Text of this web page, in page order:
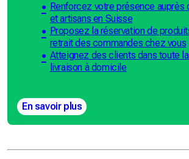
Renforcez votre présence auprès
et artisans en Suisse
Proposez la réservation de
retrait des commandes chez vous
Atteignez des clients dans toute
livraison à domicile
En savoir plus